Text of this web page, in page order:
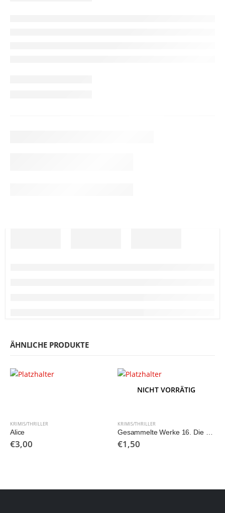
ÄHNLICHE PRODUKTE
KRIMIS/THRILLER
Alice
€3,00
NICHT VORRÄTIG
KRIMIS/THRILLER
Gesammelte Werke 16. Die Schreckenskammer
€1,50